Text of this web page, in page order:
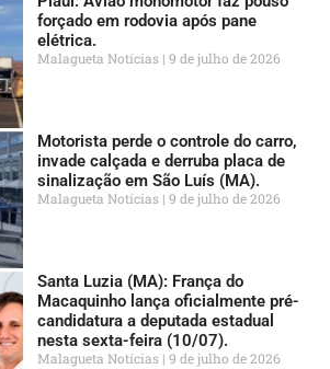
forçado em rodovia após pane
elétrica.
Malagueta Notícias 9 de julho de 2026
Motorista perde o controle do carro,
invade calçada e derruba placa de
sinalização em São Luís (MA).
Malagueta Notícias 9 de julho de 2026
Santa Luzia (MA): França do
Macaquinho lança oficialmente pré-
candidatura a deputada estadual
nesta sexta-feira (10/07).
Malagueta Notícias 9 de julho de 2026